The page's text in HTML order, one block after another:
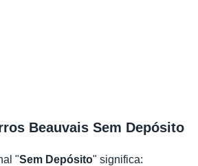
Beauvais Sem Depósito
"Sem Depósito" significa: